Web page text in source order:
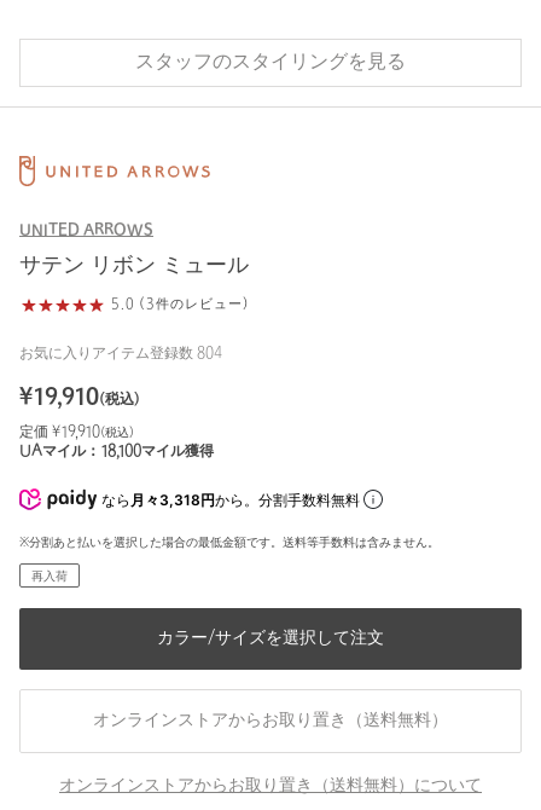
スタッフのスタイリングを見る
UNITED ARROWS
サテン リボン ミュール
5.0 (3件のレビュー)
お気に入りアイテム登録数 804
¥19,910(税込)
定価 ¥19,910(税込)
UAマイル： 18,100マイル獲得
なら 月々3,318円から。分割手数料無料
※分割あと払いを選択した場合の最低金額です。送料等手数料は含みません。
再入荷
カラー/サイズを選択して注文
オンラインストアからお取り置き（送料無料）
オンラインストアからお取り置き（送料無料）について